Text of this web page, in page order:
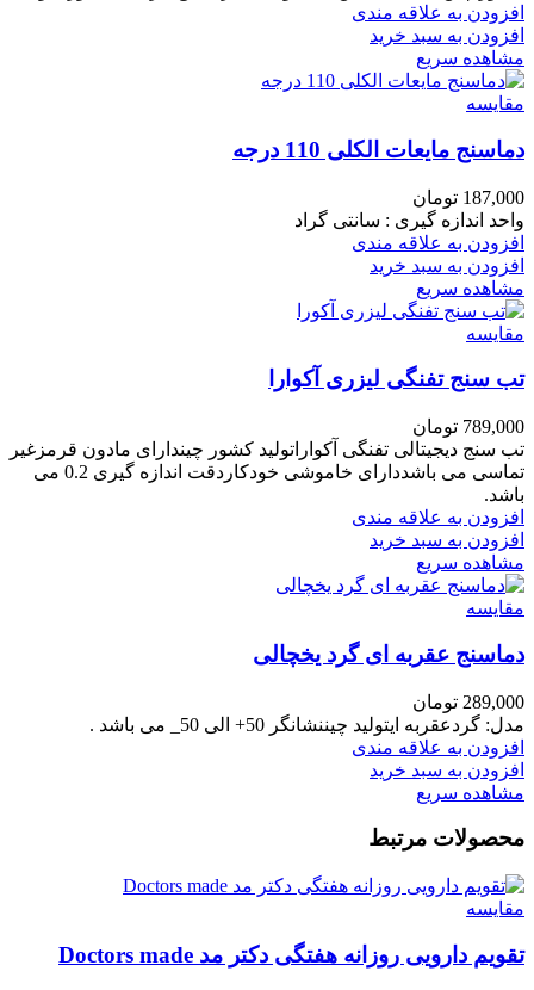
افزودن به علاقه مندی
افزودن به سبد خرید
مشاهده سریع
مقایسه
دماسنج مایعات الکلی 110 درجه
187,000 تومان
واحد اندازه گیری : سانتی گراد
افزودن به علاقه مندی
افزودن به سبد خرید
مشاهده سریع
مقایسه
تب سنج تفنگی لیزری آکوارا
789,000 تومان
تب سنج دیجیتالی تفنگی آکواراتولید کشور چیندارای مادون قرمزغیر
تماسی می باشددارای خاموشی خودکاردقت اندازه گیری 0.2 می
باشد.
افزودن به علاقه مندی
افزودن به سبد خرید
مشاهده سریع
مقایسه
دماسنج عقربه ای گرد یخچالی
289,000 تومان
مدل: گردعقربه ایتولید چیننشانگر 50+ الی 50_ می باشد .
افزودن به علاقه مندی
افزودن به سبد خرید
مشاهده سریع
محصولات مرتبط
مقایسه
تقویم دارویی روزانه هفتگی دکتر مد Doctors made